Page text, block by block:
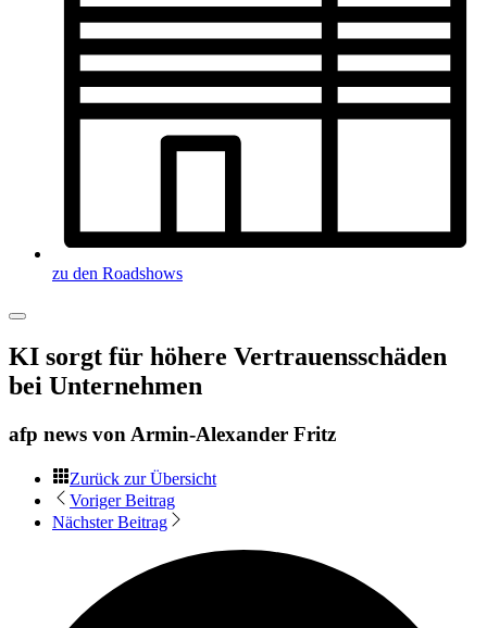
zu den Roadshows
KI sorgt für höhere Vertrauensschäden
bei Unternehmen
afp news von Armin-Alexander Fritz
Zurück zur Übersicht
Voriger Beitrag
Nächster Beitrag